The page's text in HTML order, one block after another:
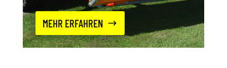
MEHR ERFAHREN